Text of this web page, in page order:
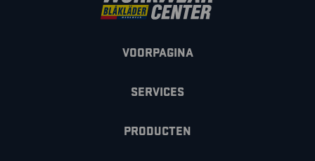
VOORPAGINA
SERVICES
PRODUCTEN